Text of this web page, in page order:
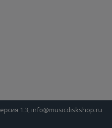
1.3, info@musicdiskshop.ru